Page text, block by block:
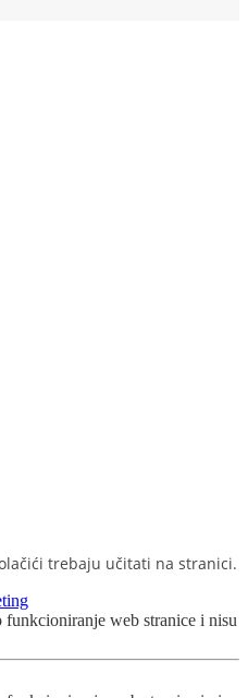
trebaju učitati na stranici.
web stranice i nisu